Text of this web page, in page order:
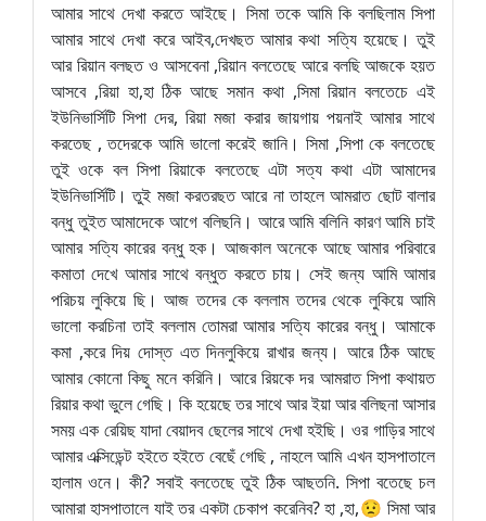
আমার সাথে দেখা করতে আইছে। সিমা তকে আমি কি বলছিলাম সিপা
আমার সাথে দেখা করে আইব,দেখছত আমার কথা সত্যি হয়েছে। তুই
আর রিয়ান বলছত ও আসবেনা ,রিয়ান বলতেছে আরে বলছি আজকে হয়ত
আসবে ,রিয়া হা,হা ঠিক আছে সমান কথা ,সিমা রিয়ান বলতেচে এই
ইউনিভার্সিটি সিপা দের, রিয়া মজা করার জায়গায় পয়নাই আমার সাথে
করতেছ , তদেরকে আমি ভালো করেই জানি। সিমা ,সিপা কে বলতেছে
তুই ওকে বল সিপা রিয়াকে বলতেছে এটা সত্য কথা এটা আমাদের
ইউনিভার্সিটি। তুই মজা করতরছত আরে না তাহলে আমরাত ছোট বালার
বন্ধু তুইত আমাদেকে আগে বলিছনি। আরে আমি বলিনি কারণ আমি চাই
আমার সত্যি কারের বন্ধু হক। আজকাল অনেকে আছে আমার পরিবারে
কমাতা দেখে আমার সাথে বন্ধুত করতে চায়। সেই জন্য আমি আমার
পরিচয় লুকিয়ে ছি। আজ তদের কে বললাম তদের থেকে লুকিয়ে আমি
ভালো করচিনা তাই বললাম তোমরা আমার সত্যি কারের বন্ধু। আমাকে
কমা ,করে দিয় দোস্ত এত দিনলুকিয়ে রাখার জন্য। আরে ঠিক আছে
আমার কোনো কিছু মনে করিনি। আরে রিয়কে দর আমরাত সিপা কথায়ত
রিয়ার কথা ভুলে গেছি। কি হয়েছে তর সাথে আর ইয়া আর বলিছনা আসার
সময় এক রেয়িছ যাদা বেয়াদব ছেলের সাথে দেখা হইছি। ওর গাড়ির সাথে
আমার এক্সিডেন্ট হইতে হইতে বেছেঁ গেছি , নাহলে আমি এখন হাসপাতালে
হালাম ওনে। কী? সবাই বলতেছে তুই ঠিক আছতনি. সিপা বতেছে চল
আমারা হাসপাতালে যাই তর একটা চেকাপ করেনিব? হা ,হা,😟 সিমা আর